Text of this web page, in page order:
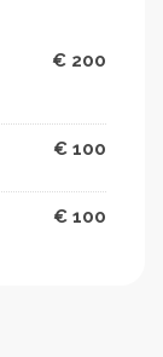
€ 200
€ 100
€ 100